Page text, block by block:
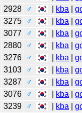
2928 ♂ kba |
3275 ♂ kba |
3077 ♂ kba |
2880 ♂ kba |
3276 ♂ kba |
3103 ♂ kba |
3287 ♂ kba |
3076 ♂ kba |
3239 ♂ kba |